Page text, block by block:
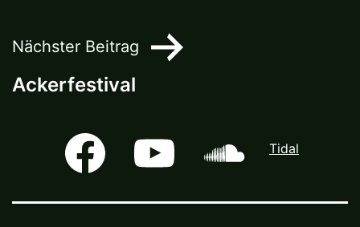
Nächster Beitrag
Ackerfestival
Facebook Youtube Soundcloud
Tidal